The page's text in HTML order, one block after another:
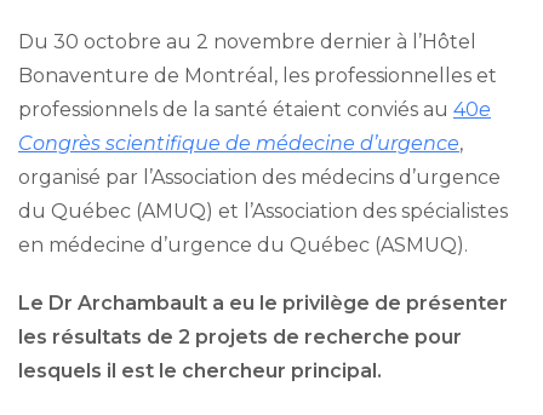
Du 30 octobre au 2 novembre dernier à l’Hôtel
Bonaventure de Montréal, les professionnelles et
professionnels de la santé étaient conviés au 40e
Congrès scientifique de médecine d’urgence,
organisé par l’Association des médecins d’urgence
du Québec (AMUQ) et l’Association des spécialistes
en médecine d’urgence du Québec (ASMUQ).
Le Dr Archambault a eu le privilège de présenter
les résultats de 2 projets de recherche pour
lesquels il est le chercheur principal.